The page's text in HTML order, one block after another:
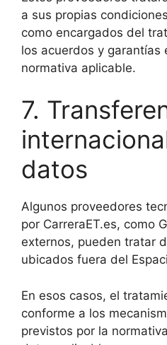
a sus propias
como encargados del
los acuerdos y garantías
normativa aplicable.
7.
datos
Algunos proveedores
por CarreraET.es, como
externos, pueden tratar
ubicados fuera del
En esos casos, el
conforme a los
previstos por la